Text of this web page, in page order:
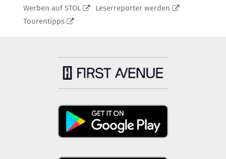
Werben auf STOL
Leserreporter werden
Tourentipps